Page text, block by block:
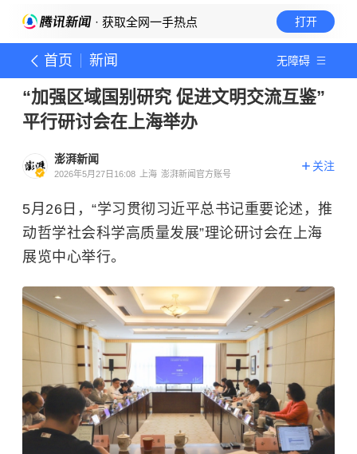
· 获取全网一手热点 打开
首页 新闻 无障碍
“加强区域国别研究 促进文明交流互鉴”
平行研讨会在上海举办
澎湃新闻
2026年5月27日16:08 上海 澎湃新闻官方账号
关注
5月26日，“学习贯彻习近平总书记重要论述，推
动哲学社会科学高质量发展”理论研讨会在上海
展览中心举行。